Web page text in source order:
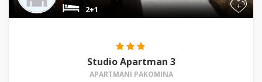
+
2+1
Studio Apartman 3
APARTMANI PAKOMINA